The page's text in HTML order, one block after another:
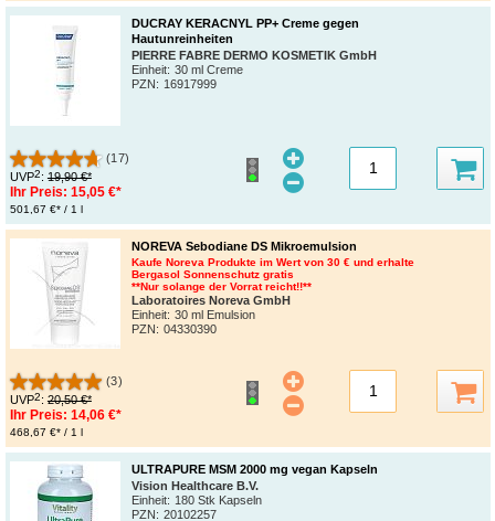
DUCRAY KERACNYL PP+ Creme gegen
Hautunreinheiten
PIERRE FABRE DERMO KOSMETIK GmbH
Einheit: 30 ml Creme
PZN: 16917999
(17)
UVP2: 19,90 €*
Ihr Preis: 15,05 €*
501,67 €* / 1 l
NOREVA Sebodiane DS Mikroemulsion
Kaufe Noreva Produkte im Wert von 30 € und erhalte
Bergasol Sonnenschutz gratis
**Nur solange der Vorrat reicht!!**
Laboratoires Noreva GmbH
Einheit: 30 ml Emulsion
PZN: 04330390
(3)
UVP2: 20,50 €*
Ihr Preis: 14,06 €*
468,67 €* / 1 l
ULTRAPURE MSM 2000 mg vegan Kapseln
Vision Healthcare B.V.
Einheit: 180 Stk Kapseln
PZN: 20102257